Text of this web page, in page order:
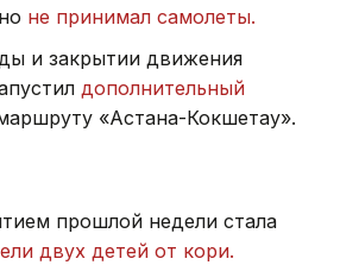
не принимал самолеты.
и закрытии движения
дополнительный
«Астана-Кокшетау».
прошлой недели стала
двух детей от кори.